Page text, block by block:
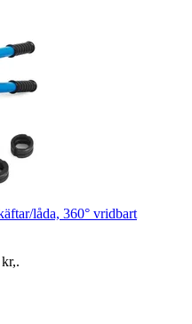
låda, 360° vridbart
,.